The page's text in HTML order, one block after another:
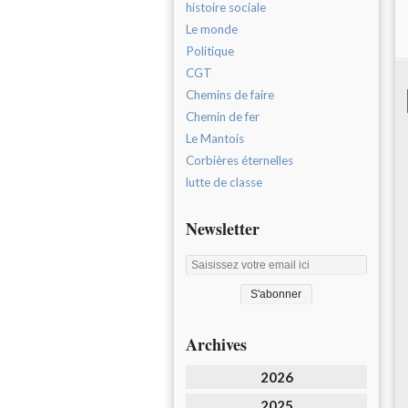
histoire sociale
Le monde
Politique
CGT
Chemins de faire
Chemin de fer
Le Mantois
Corbières éternelles
lutte de classe
Newsletter
Archives
2026